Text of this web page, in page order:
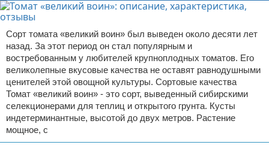
Сорт томата «великий воин» был выведен около десяти лет
назад. За этот период он стал популярным и
востребованным у любителей крупноплодных томатов. Его
великолепные вкусовые качества не оставят равнодушными
ценителей этой овощной культуры. Сортовые качества
Томат «великий воин» - это сорт, выведенный сибирскими
селекционерами для теплиц и открытого грунта. Кусты
индетерминантные, высотой до двух метров. Растение
мощное, с